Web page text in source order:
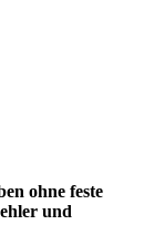
ohne feste
und